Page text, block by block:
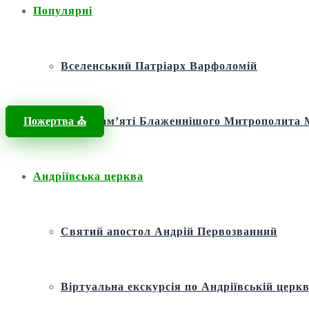
Популярні
Вселенський Патріарх Варфоломій
Фонд пам’яті Блаженнішого
Андріївська церква
Святий апостол Андрій Первозванний
Віртуальна екскурсія по Андріївській
Пожертва ⛪️